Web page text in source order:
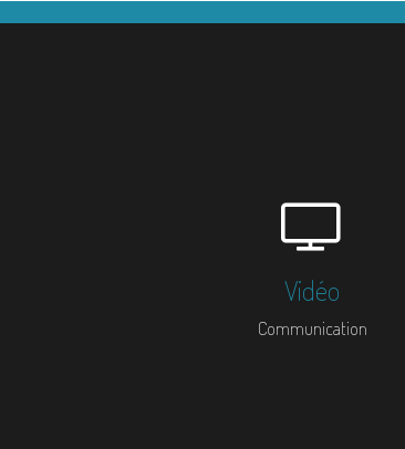
Vidéo
Communication